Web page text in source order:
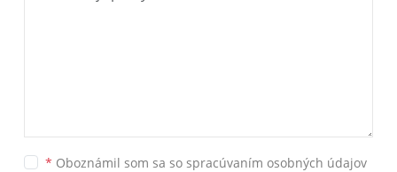
* Oboznámil som sa so spracúvaním osobných údajov